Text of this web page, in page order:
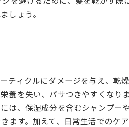
しょう。
ティクルにダメージを与え、乾
養を失い、パサつきやすくなり
、保湿成分を含むシャンプー
ます。加えて、日常生活でのケ